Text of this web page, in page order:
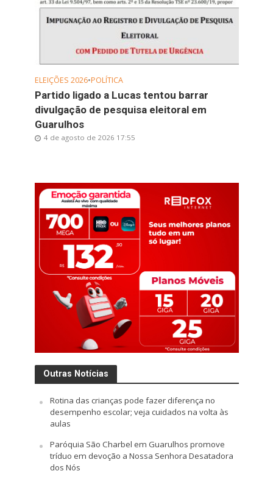
ELEIÇÕES 2026•POLÍTICA
Partido ligado a Lucas tentou barrar
divulgação de pesquisa eleitoral em
Guarulhos
4 de agosto de 2026 17:55
Outras Notícias
Rotina das crianças pode fazer diferença no
desempenho escolar; veja cuidados na volta às
aulas
Paróquia São Charbel em Guarulhos promove
tríduo em devoção a Nossa Senhora Desatadora
dos Nós